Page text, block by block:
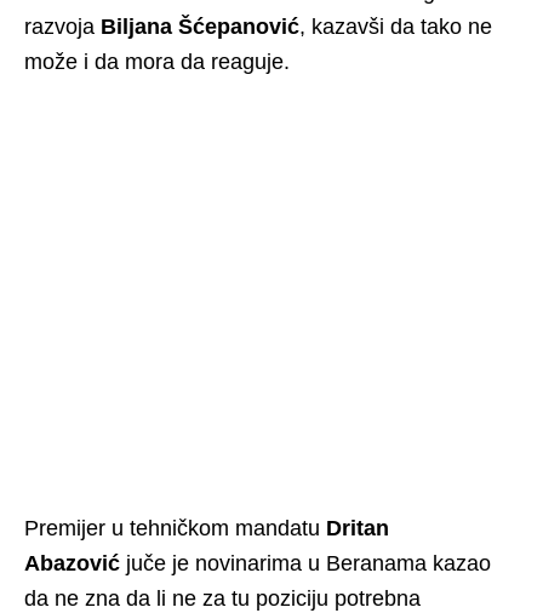
razvoja Biljana Šćepanović, kazavši da tako ne
može i da mora da reaguje.
Premijer u tehničkom mandatu Dritan
Abazović juče je novinarima u Beranama kazao
da ne zna da li ne za tu poziciju potrebna